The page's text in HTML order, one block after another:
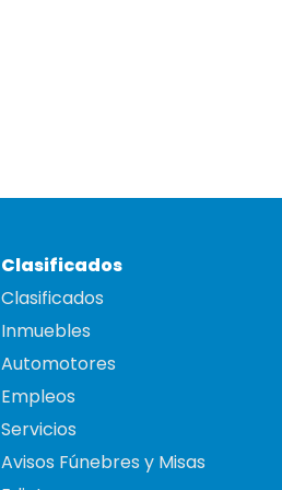
Clasificados
Clasificados
Inmuebles
Automotores
Empleos
Servicios
Avisos Fúnebres y Misas